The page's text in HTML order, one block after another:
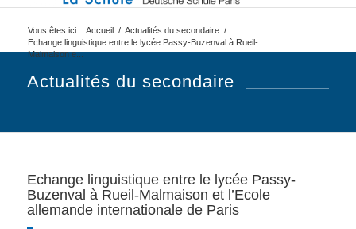
Vous êtes ici : Accueil / Actualités du secondaire /
Echange linguistique entre le lycée Passy-Buzenval à Rueil-
Malmaison e...
Actualités du secondaire
Echange linguistique entre le lycée Passy-
Buzenval à Rueil-Malmaison et l’Ecole
allemande internationale de Paris